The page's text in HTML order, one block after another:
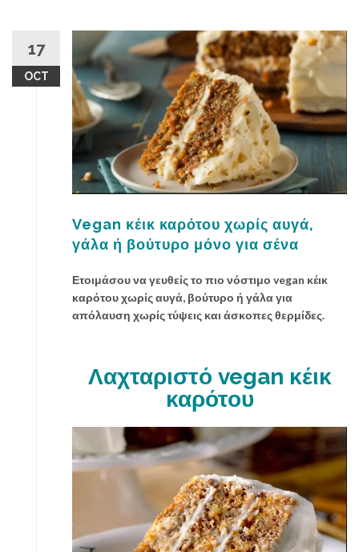
17
OCT
Vegan κέικ καρότου χωρίς αυγά,
γάλα ή βούτυρο μόνο για σένα
Ετοιμάσου να γευθείς το πιο νόστιμο vegan κέικ
καρότου χωρίς αυγά, βούτυρο ή γάλα για
απόλαυση χωρίς τύψεις και άσκοπες θερμίδες.
Λαχταριστό vegan κέικ
καρότου